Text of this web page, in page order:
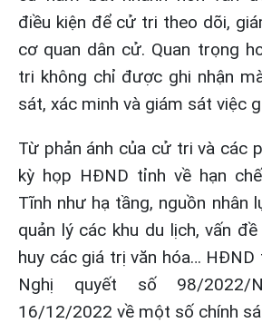
điều kiện để cử tri theo dõi,
cơ quan dân cử. Quan trọng
tri không chỉ được ghi nhận
sát, xác minh và giám sát việc
Từ phản ánh của cử tri và các
kỳ họp HĐND tỉnh về hạn
Tĩnh như hạ tầng, nguồn nhân
quản lý các khu du lịch, vấn
huy các giá trị văn hóa… HĐND
Nghị quyết số 98/2022/
16/12/2022 về một số chính